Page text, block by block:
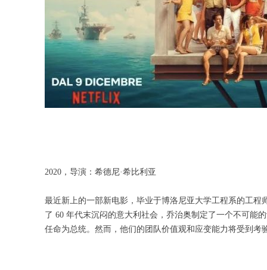
2020，导演：希德尼·希比利亚
最近新上的一部新电影，毕业于博洛尼亚大学工程系的工
了 60 年代末沉闷的意大利社会，乔治奥制定了一个不可能
任命为总统。然而，他们的团队价值观和应变能力将受到